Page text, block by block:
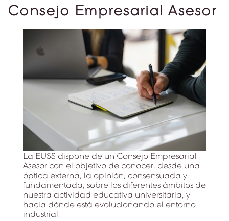
Consejo Empresarial Asesor
La EUSS dispone de un Consejo Empresarial
Asesor con el objetivo de conocer, desde una
óptica externa, la opinión, consensuada y
fundamentada, sobre los diferentes ámbitos de
nuestra actividad educativa universitaria, y
hacia dónde está evolucionando el entorno
industrial.